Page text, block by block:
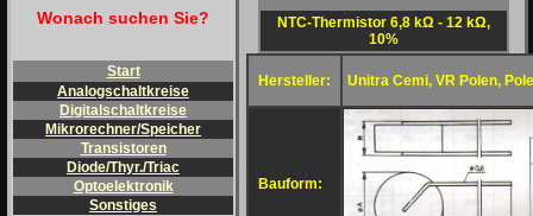
Wonach suchen Sie?
Start
Analogschaltkreise
Digitalschaltkreise
Mikrorechner/Speicher
Transistoren
Diode/Thyr./Triac
Optoelektronik
Sonstiges
NTC-Thermistor 6,8 kΩ - 12 kΩ,
10%
Hersteller: Unitra Cemi, VR Polen,
Bauform: